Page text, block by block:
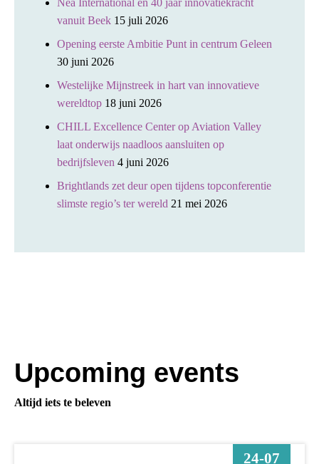
Nea International en 40 jaar innovatiekracht
vanuit Beek 15 juli 2026
Opening eerste Ambitie Punt in centrum Geleen
30 juni 2026
Westelijke Mijnstreek in hart van innovatieve
wereldtop 18 juni 2026
CHILL Excellence Center op Aviation Valley
laat onderwijs naadloos aansluiten op
bedrijfsleven 4 juni 2026
Brightlands zet deur open tijdens topconferentie
slimste regio’s ter wereld 21 mei 2026
Upcoming events
Altijd iets te beleven
24-07